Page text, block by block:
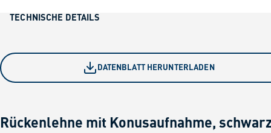
TECHNISCHE DETAILS
DATENBLATT HERUNTERLADEN
Rückenlehne mit Konusaufnahme,